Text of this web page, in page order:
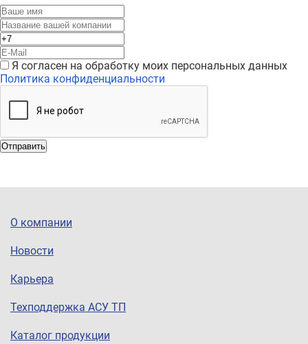
Я согласен на обработку моих персональных данных
Политика конфиденциальности
Отправить
О компании
Новости
Карьера
Техподдержка АСУ ТП
Каталог продукции